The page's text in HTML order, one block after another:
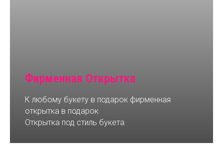
Фирменная Открытка
К любому букету в подарок фирменная
открытка в подарок
Открытка под стиль букета